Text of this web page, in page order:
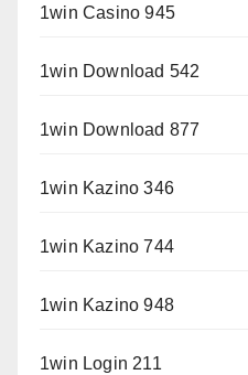
1win Casino 945
1win Download 542
1win Download 877
1win Kazino 346
1win Kazino 744
1win Kazino 948
1win Login 211